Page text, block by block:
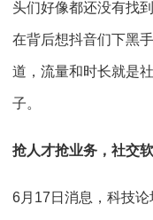
头们好像都还没有找
在背后想抖音们下黑
道，流量和时长就是
子。
抢人才抢业务，社交
6月17日消息，科技